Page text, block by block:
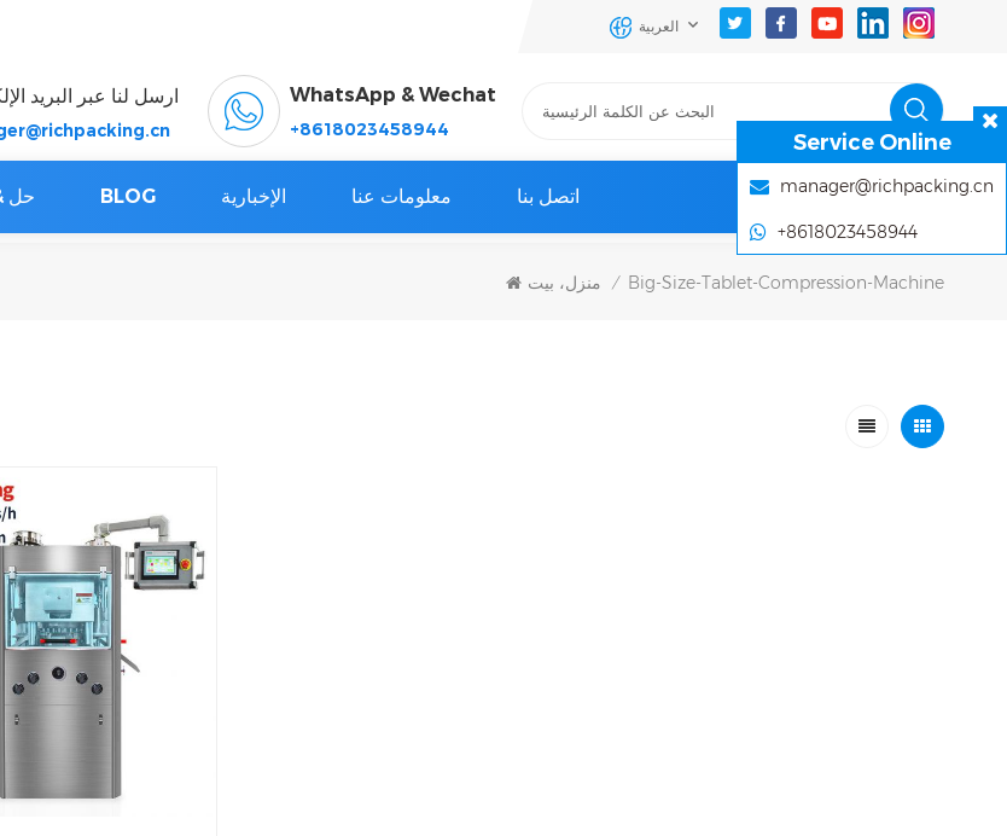
العربية
ارسل لنا عبر البريد WhatsApp & Wechat
+8618023458944
حل BLOG الإخبارية معلومات عنا اتصل بنا
منزل، بيت / Big-Size-Tablet-Compression-Machine
Service Online
manager@richpacking.cn
+8618023458944